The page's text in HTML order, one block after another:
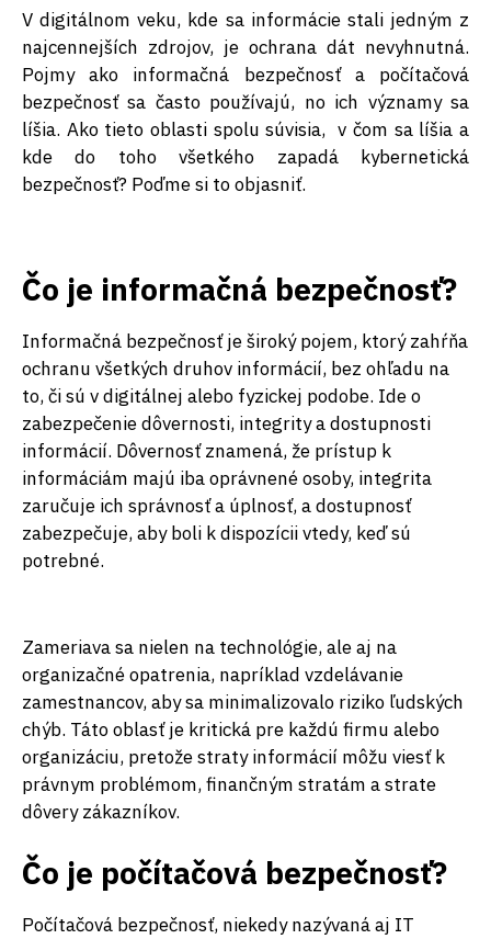
V digitálnom veku, kde sa informácie stali jedným z
najcennejších zdrojov, je ochrana dát nevyhnutná.
Pojmy ako informačná bezpečnosť a počítačová
bezpečnosť sa často používajú, no ich významy sa
líšia. Ako tieto oblasti spolu súvisia, v čom sa líšia a
kde do toho všetkého zapadá kybernetická
bezpečnosť? Poďme si to objasniť.
Čo je informačná bezpečnosť?
Informačná bezpečnosť je široký pojem, ktorý zahŕňa
ochranu všetkých druhov informácií, bez ohľadu na
to, či sú v digitálnej alebo fyzickej podobe. Ide o
zabezpečenie dôvernosti, integrity a dostupnosti
informácií. Dôvernosť znamená, že prístup k
informáciám majú iba oprávnené osoby, integrita
zaručuje ich správnosť a úplnosť, a dostupnosť
zabezpečuje, aby boli k dispozícii vtedy, keď sú
potrebné.
Zameriava sa nielen na technológie, ale aj na
organizačné opatrenia, napríklad vzdelávanie
zamestnancov, aby sa minimalizovalo riziko ľudských
chýb. Táto oblasť je kritická pre každú firmu alebo
organizáciu, pretože straty informácií môžu viesť k
právnym problémom, finančným stratám a strate
dôvery zákazníkov.
Čo je počítačová bezpečnosť?
Počítačová bezpečnosť, niekedy nazývaná aj IT